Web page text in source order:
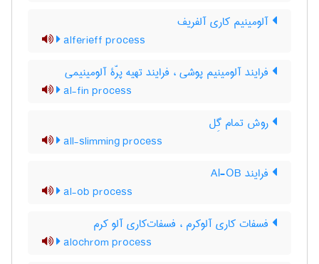
آلومینیم کاری آلفریف
alferieff process
فرایند آلومینیم پوشی ، فرایند تهیه پرّۀ آلومینیمی
al-fin process
روش تمام گِل
all-slimming process
فرایند Al-OB
al-ob process
فسفات کاری آلوکرم ، فسفات‌کاری آلو کرم
alochrom process